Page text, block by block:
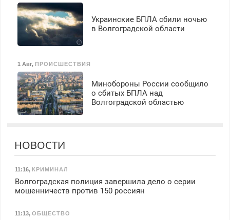
Украинские БПЛА сбили ночью
в Волгоградской области
1 Авг, ПРОИСШЕСТВИЯ
Минобороны России сообщило
о сбитых БПЛА над
Волгоградской областью
НОВОСТИ
11:16, КРИМИНАЛ
Волгоградская полиция завершила дело о серии
мошенничеств против 150 россиян
11:13, ОБЩЕСТВО